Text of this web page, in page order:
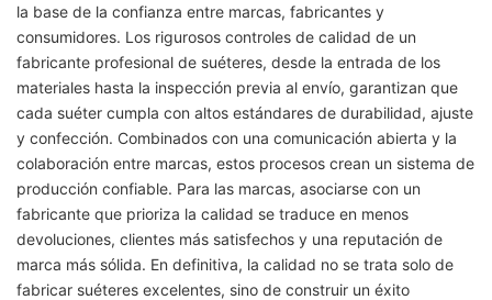
la base de la confianza entre marcas, fabricantes y
consumidores. Los rigurosos controles de calidad de un
fabricante profesional de suéteres, desde la entrada de los
materiales hasta la inspección previa al envío, garantizan que
cada suéter cumpla con altos estándares de durabilidad, ajuste
y confección. Combinados con una comunicación abierta y la
colaboración entre marcas, estos procesos crean un sistema de
producción confiable. Para las marcas, asociarse con un
fabricante que prioriza la calidad se traduce en menos
devoluciones, clientes más satisfechos y una reputación de
marca más sólida. En definitiva, la calidad no se trata solo de
fabricar suéteres excelentes, sino de construir un éxito